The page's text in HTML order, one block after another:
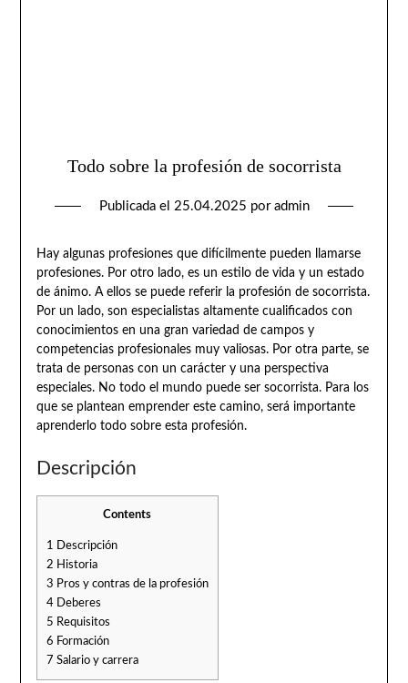
Todo sobre la profesión de socorrista
Publicada el 25.04.2025 por admin
Hay algunas profesiones que difícilmente pueden llamarse
profesiones. Por otro lado, es un estilo de vida y un estado
de ánimo. A ellos se puede referir la profesión de socorrista.
Por un lado, son especialistas altamente cualificados con
conocimientos en una gran variedad de campos y
competencias profesionales muy valiosas. Por otra parte, se
trata de personas con un carácter y una perspectiva
especiales. No todo el mundo puede ser socorrista. Para los
que se plantean emprender este camino, será importante
aprenderlo todo sobre esta profesión.
Descripción
Contents
1 Descripción
2 Historia
3 Pros y contras de la profesión
4Deberes
5 Requisitos
6 Formación
7 Salario y carrera